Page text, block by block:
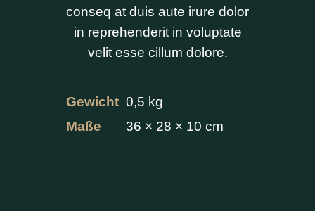
conseq at duis aute irure dolor
in reprehenderit in voluptate
velit esse cillum dolore.
Gewicht 0,5 kg
Maße
36 × 28 × 10 cm